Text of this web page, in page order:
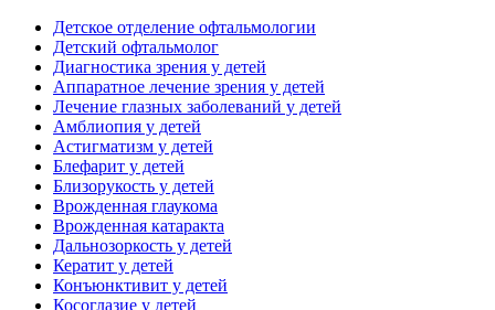
Детское отделение офтальмологии
Детский офтальмолог
Диагностика зрения у детей
Аппаратное лечение зрения у детей
Лечение глазных заболеваний у детей
Амблиопия у детей
Астигматизм у детей
Блефарит у детей
Близорукость у детей
Врожденная глаукома
Врожденная катаракта
Дальнозоркость у детей
Кератит у детей
Конъюнктивит у детей
Косоглазие у детей